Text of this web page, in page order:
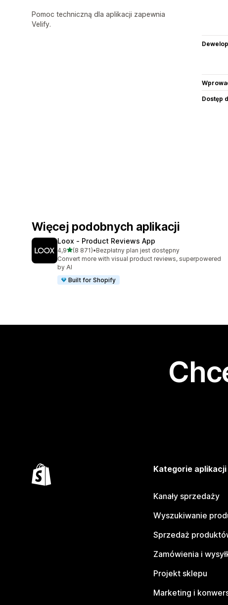
Pomoc techniczną dla aplikacji zapewnia
Velify.
Dostęp
Więcej podobnych aplikacji
Loox ‑ Product Reviews App
4,9na 5 gwiazdek
(8 871)
Łączna liczba recenzji: 8871
•Bezpłatny plan jest dostępny
Convert more with visual product reviews, superpowered
by AI
Built for Shopify
Kategorie aplikacji
Kanały sprzedaży
Wyszukiwanie
Sprzedaż
Zamówienia i
Projekt sklepu
Marketing i